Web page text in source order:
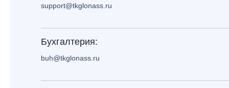
support@tkglonass.ru
Бухгалтерия:
buh@tkglonass.ru